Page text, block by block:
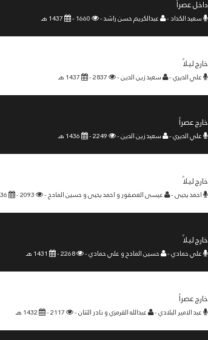
داخل عصراً
سعيد الكداد - عبدالكريم حسن راشد -
خارج ليلاً
علي الديري - سعيد زين الدين -
خارج عصراً
علي الديري - سعيد زين الدين -
خارج ليلاً
احمد يحيى - عيسى العصفور و احمد يحيى و حسين المادح -
خارج ليلاً
علي حمادي - حسين المادح و علي حمادي -
خارج عصراً
عبد الامير البلادي - عبدالله القرمزي و نادر التتان -